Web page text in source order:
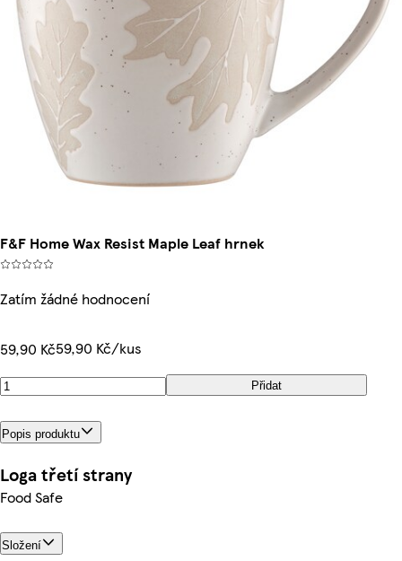
F&F Home Wax Resist Maple Leaf hrnek
Zatím žádné hodnocení
59,90 Kč59,90 Kč/kus
Přidat
Popis produktu
Loga třetí strany
Food Safe
Složení